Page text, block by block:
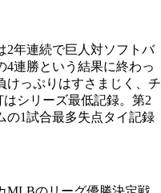
2年連続で巨人対ソフトバ
4連勝という結果に終わっ
けっぷりはすさまじく、チ
シリーズ最低記録。第2
の1試合最多失点タイ記録